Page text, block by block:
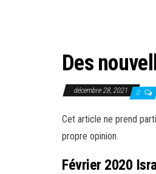
Des
décembre 28, 2021 0
Cet article ne prend
propre opinion.
Février 2020